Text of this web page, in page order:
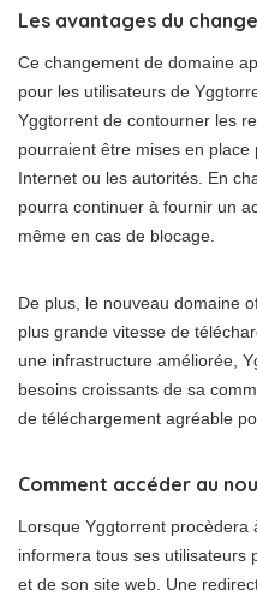
Les avantages du
Ce changement de domaine
pour les utilisateurs de
Yggtorrent de contourner les
pourraient être mises en place
Internet ou les autorités. En
pourra continuer à fournir un
même en cas de blocage.
De plus, le nouveau domaine
plus grande vitesse de
une infrastructure améliorée,
besoins croissants de sa
de téléchargement agréable
Comment accéder au
Lorsque Yggtorrent
informera tous ses utilisateurs
et de son site web. Une